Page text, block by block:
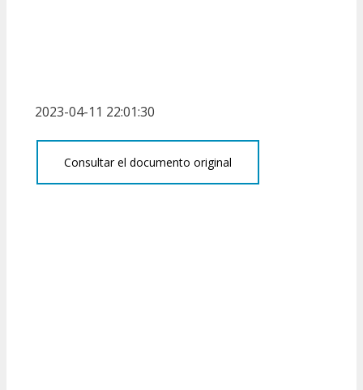
2023-04-11 22:01:30
Consultar el documento original